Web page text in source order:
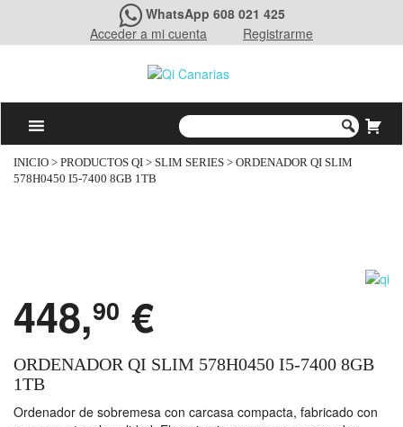
WhatsApp 608 021 425
Acceder a mi cuenta
Registrarme
INICIO > PRODUCTOS QI > SLIM SERIES > ORDENADOR QI SLIM
578H0450 I5-7400 8GB 1TB
448,90 €
ORDENADOR QI SLIM 578H0450 I5-7400 8GB
1TB
Ordenador de sobremesa con carcasa compacta, fabricado con